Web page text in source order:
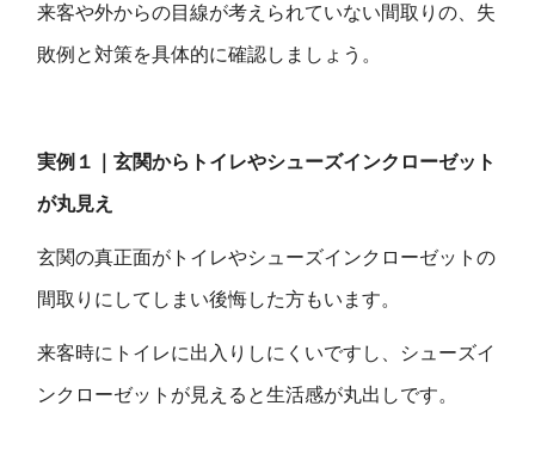
来客や外からの目線が考えられていない間取りの、失
敗例と対策を具体的に確認しましょう。
実例１｜玄関からトイレやシューズインクローゼット
が丸見え
玄関の真正面がトイレやシューズインクローゼットの
間取りにしてしまい後悔した方もいます。
来客時にトイレに出入りしにくいですし、シューズイ
ンクローゼットが見えると生活感が丸出しです。